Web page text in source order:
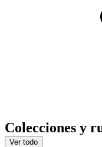
Colecciones y
Ver todo